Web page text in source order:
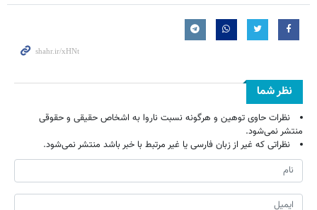
نظر شما
نظرات حاوی توهین و هرگونه نسبت ناروا به اشخاص حقیقی و حقوقی
منتشر نمی‌شود.
نظراتی که غیر از زبان فارسی یا غیر مرتبط با خبر باشد منتشر نمی‌شود.